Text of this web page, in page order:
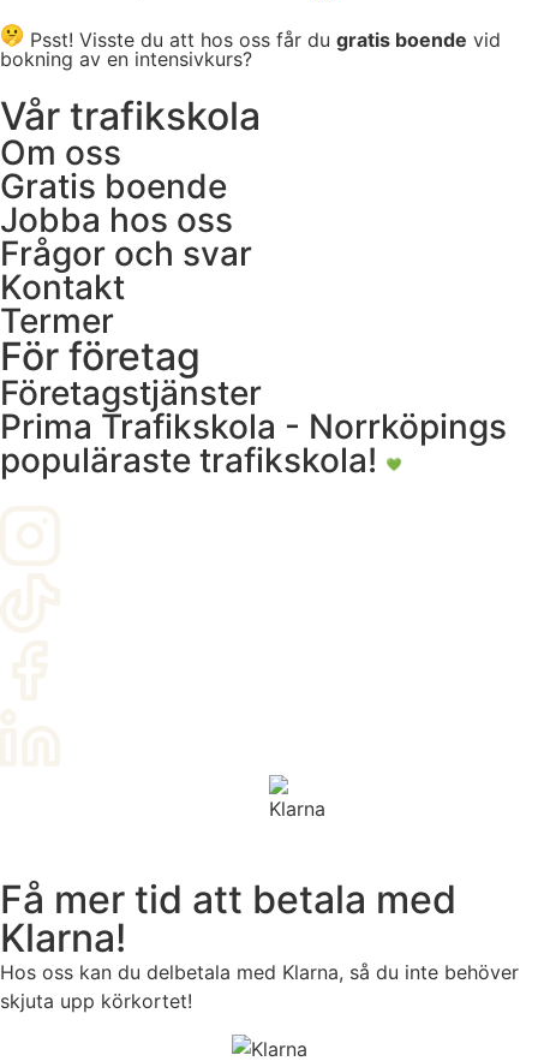
Psst! Visste du att hos oss får du gratis boende vid
bokning av en intensivkurs?
Vår trafikskola
Om oss
Gratis boende
Jobba hos oss
Frågor och svar
Kontakt
Termer
För företag
Företagstjänster
Prima Trafikskola - Norrköpings
populäraste trafikskola!
Få mer tid att betala med
Klarna!
Hos oss kan du delbetala med Klarna, så du inte behöver
skjuta upp körkortet!